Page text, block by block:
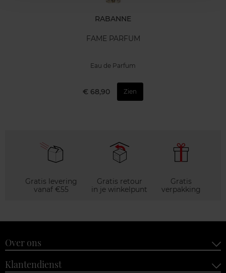
RABANNE
FAME PARFUM
Eau de Parfum
€ 68,90 Zien
Gratis levering
vanaf €55
Gratis retour
in je winkelpunt
Gratis
verpakking
Over ons
Klantendienst